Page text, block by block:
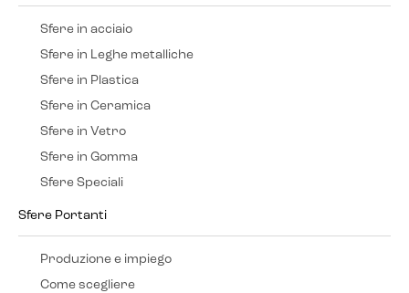
Sfere in acciaio
Sfere in Leghe metalliche
Sfere in Plastica
Sfere in Ceramica
Sfere in Vetro
Sfere in Gomma
Sfere Speciali
Sfere Portanti
Produzione e impiego
Come scegliere